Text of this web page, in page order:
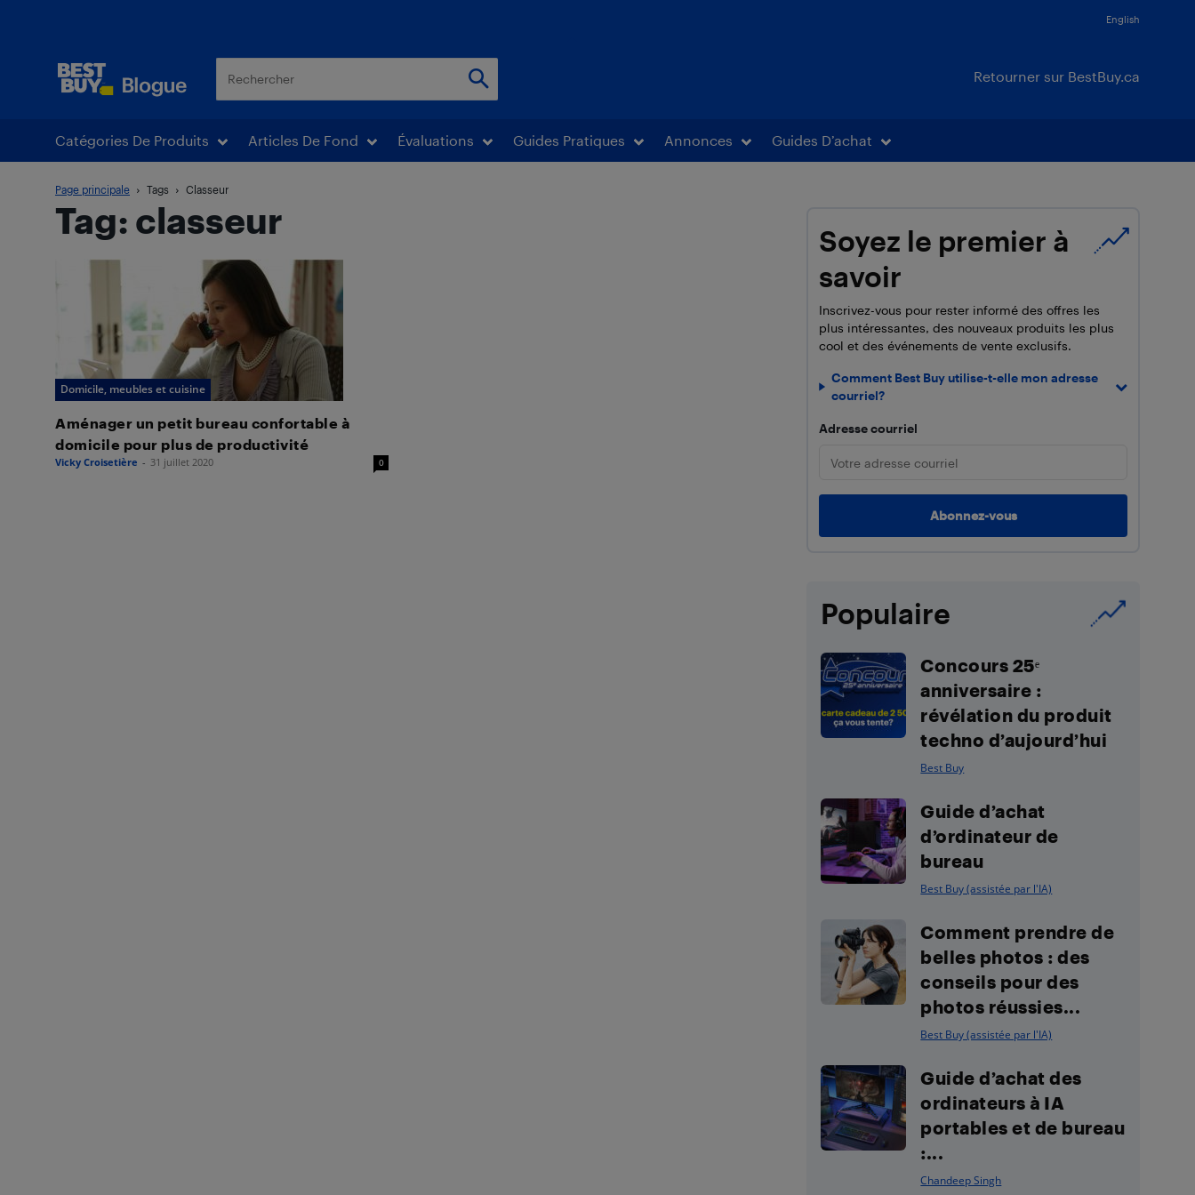
English
Retourner sur BestBuy.ca
Catégories De Produits Articles De Fond Évaluations Guides Pratiques Annonces Guides D’achat
Page principale Tags Classeur
Tag: classeur
Domicile, meubles et cuisine
Aménager un petit bureau confortable à
domicile pour plus de productivité
Vicky Croisetière - 31 juillet 2020 0
Soyez le premier à
savoir
Inscrivez-vous pour rester informé des offres les
plus intéressantes, des nouveaux produits les plus
cool et des événements de vente exclusifs.
Comment Best Buy utilise-t-elle mon adresse
courriel?
Adresse courriel
Populaire
Concours 25ᵉ
anniversaire :
révélation du produit
techno d’aujourd’hui
Best Buy
Guide d’achat
d’ordinateur de
bureau
Best Buy (assistée par l'IA)
Comment prendre de
belles photos : des
conseils pour des
photos réussies...
Best Buy (assistée par l'IA)
Guide d’achat des
ordinateurs à IA
portables et de bureau
:...
Chandeep Singh